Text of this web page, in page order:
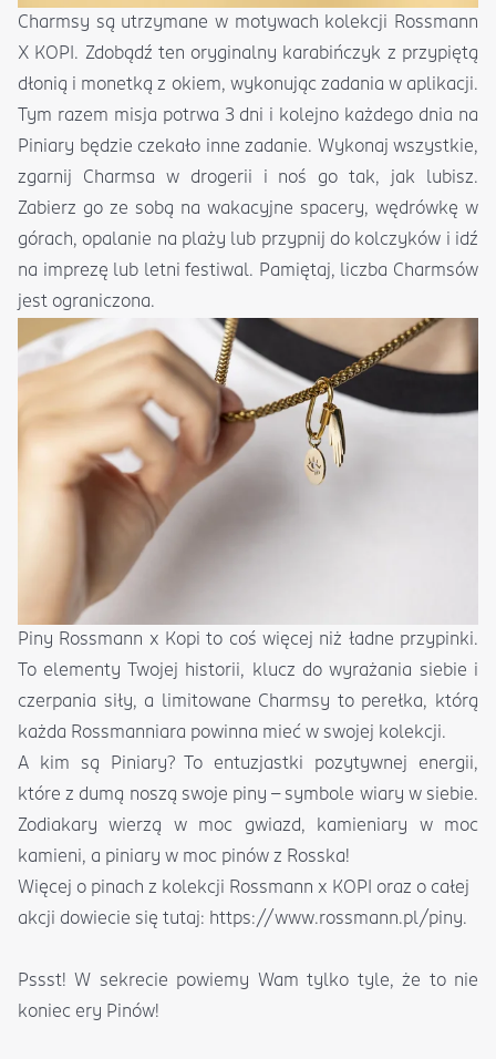
Charmsy są utrzymane w motywach kolekcji Rossmann
X KOPI. Zdobądź ten oryginalny karabińczyk z przypiętą
dłonią i monetką z okiem, wykonując zadania w aplikacji.
Tym razem misja potrwa 3 dni i kolejno każdego dnia na
Piniary będzie czekało inne zadanie. Wykonaj wszystkie,
zgarnij Charmsa w drogerii i noś go tak, jak lubisz.
Zabierz go ze sobą na wakacyjne spacery, wędrówkę w
górach, opalanie na plaży lub przypnij do kolczyków i idź
na imprezę lub letni festiwal. Pamiętaj, liczba Charmsów
jest ograniczona.
Piny Rossmann x Kopi to coś więcej niż ładne przypinki.
To elementy Twojej historii, klucz do wyrażania siebie i
czerpania siły, a limitowane Charmsy to perełka, którą
każda Rossmanniara powinna mieć w swojej kolekcji.
A kim są Piniary? To entuzjastki pozytywnej energii,
które z dumą noszą swoje piny – symbole wiary w siebie.
Zodiakary wierzą w moc gwiazd, kamieniary w moc
kamieni, a piniary w moc pinów z Rosska!
Więcej o pinach z kolekcji Rossmann x KOPI oraz o całej
akcji dowiecie się tutaj: https://www.rossmann.pl/piny.
Pssst! W sekrecie powiemy Wam tylko tyle, że to nie
koniec ery Pinów!